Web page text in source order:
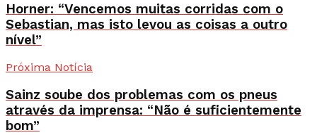
Horner: “Vencemos muitas corridas com o
Sebastian, mas isto levou as coisas a outro
nível”
Próxima Notícia
Sainz soube dos problemas com os pneus
através da imprensa: “Não é suficientemente
bom”